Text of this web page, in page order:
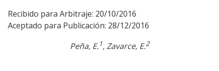
Recibido para Arbitraje: 20/10/2016
Aceptado para Publicación: 28/12/2016
Peña, E.1, Zavarce, E.2